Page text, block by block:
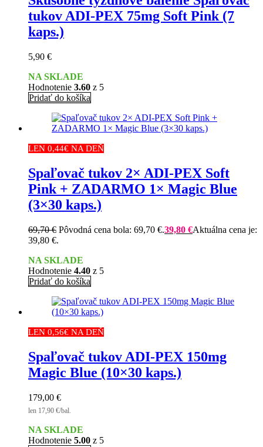
tukov ADI-PEX 75mg Soft Pink (7
kaps.)
5,90 €
NA SKLADE
Hodnotenie 3.60 z 5
Pridať do košíka
LEN 0,44€ NA DEŇ
Spaľovač tukov 2× ADI-PEX Soft
Pink + ZADARMO 1× Magic Blue
(3×30 kaps.)
69,70€ Pôvodná cena bola: 69,70 €.39,80 €Aktuálna cena je:
39,80 €.
NA SKLADE
Hodnotenie 4.40 z 5
Pridať do košíka
LEN 0,56€ NA DEŇ
Spaľovač tukov ADI-PEX 150mg
Magic Blue (10×30 kaps.)
179,00 €
len 17,90 €/bal.
NA SKLADE
Hodnotenie 5.00 z 5